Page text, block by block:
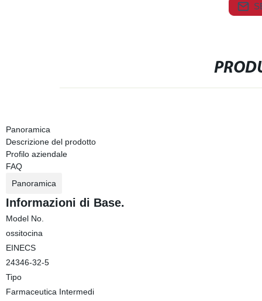
Panoramica
Descrizione del prodotto
Profilo aziendale
FAQ
Panoramica
Informazioni di Base.
Model No.
ossitocina
EINECS
24346-32-5
Tipo
Farmaceutica Intermedi